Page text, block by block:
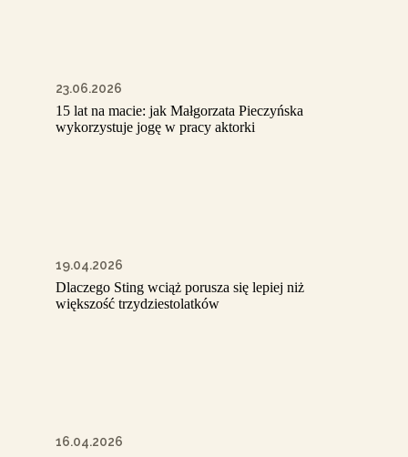
23.06.2026
15 lat na macie: jak Małgorzata Pieczyńska
wykorzystuje jogę w pracy aktorki
19.04.2026
Dlaczego Sting wciąż porusza się lepiej niż
większość trzydziestolatków
16.04.2026